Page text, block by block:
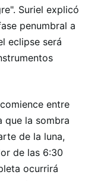
Suriel explicó
penumbral a
eclipse será
entre
que la sombra
de la luna,
de las 6:30
ocurrirá